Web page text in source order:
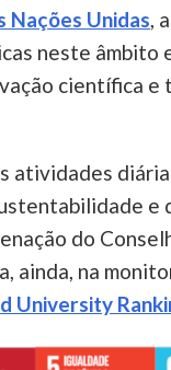
Nações Unidas,
neste âmbito
científica e
atividades
e
do
ainda, na
University